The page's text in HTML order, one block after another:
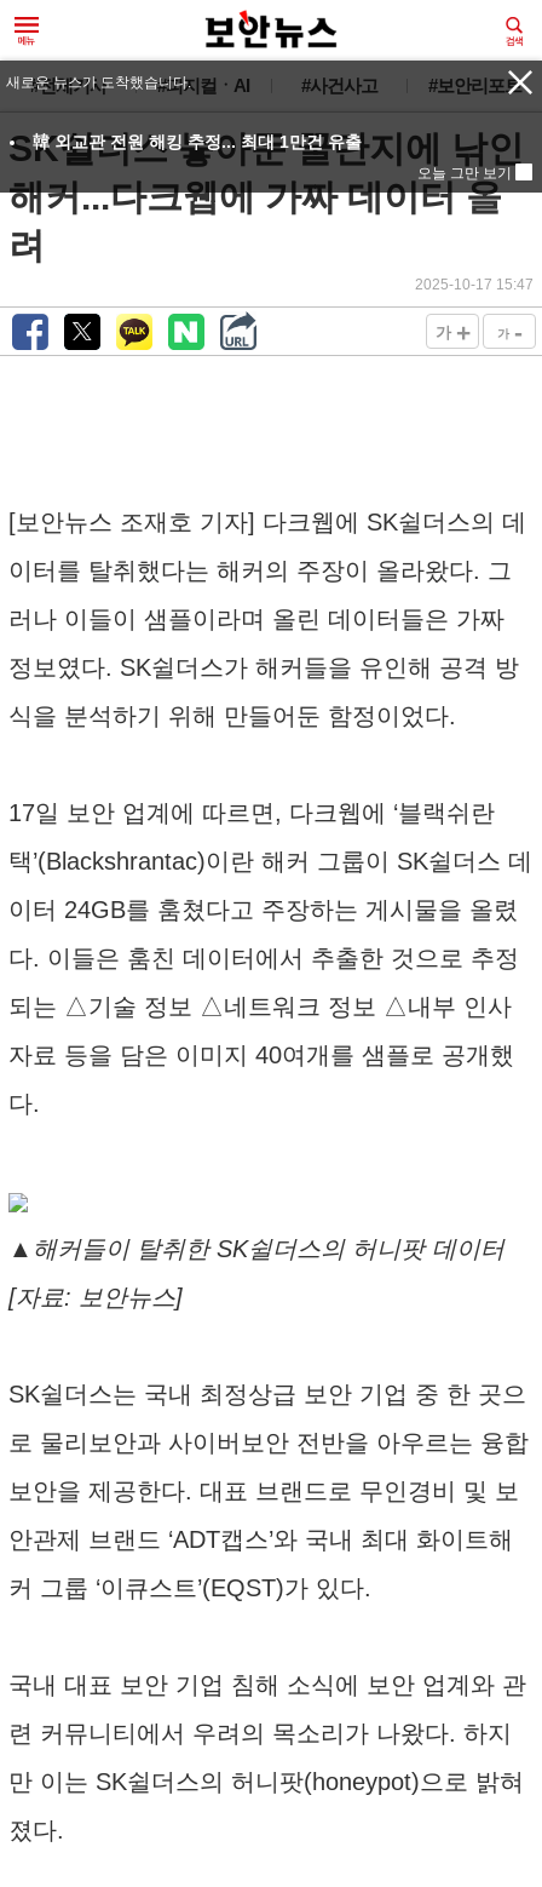
#전체기사 #피지컬ㆍAI #사건사고 #보안리포트
SK쉴더스 놓아둔 꿀단지에 낚인
해커...다크웹에 가짜 데이터 올
려
2025-10-17 15:47
가 + 가 -
[보안뉴스 조재호 기자] 다크웹에 SK쉴더스의 데
이터를 탈취했다는 해커의 주장이 올라왔다. 그
러나 이들이 샘플이라며 올린 데이터들은 가짜
정보였다. SK쉴더스가 해커들을 유인해 공격 방
식을 분석하기 위해 만들어둔 함정이었다.
17일 보안 업계에 따르면, 다크웹에 ‘블랙쉬란
택’(Blackshrantac)이란 해커 그룹이 SK쉴더스 데
이터 24GB를 훔쳤다고 주장하는 게시물을 올렸
다. 이들은 훔친 데이터에서 추출한 것으로 추정
되는 △기술 정보 △네트워크 정보 △내부 인사
자료 등을 담은 이미지 40여개를 샘플로 공개했
다.
▲해커들이 탈취한 SK쉴더스의 허니팟 데이터
[자료: 보안뉴스]
SK쉴더스는 국내 최정상급 보안 기업 중 한 곳으
로 물리보안과 사이버보안 전반을 아우르는 융합
보안을 제공한다. 대표 브랜드로 무인경비 및 보
안관제 브랜드 ‘ADT캡스’와 국내 최대 화이트해
커 그룹 ‘이큐스트’(EQST)가 있다.
국내 대표 보안 기업 침해 소식에 보안 업계와 관
련 커뮤니티에서 우려의 목소리가 나왔다. 하지
만 이는 SK쉴더스의 허니팟(honeypot)으로 밝혀
졌다.
새로운 뉴스가 도착했습니다.
韓 외교관 전원 해킹 추정... 최대 1만건 유출
오늘 그만 보기